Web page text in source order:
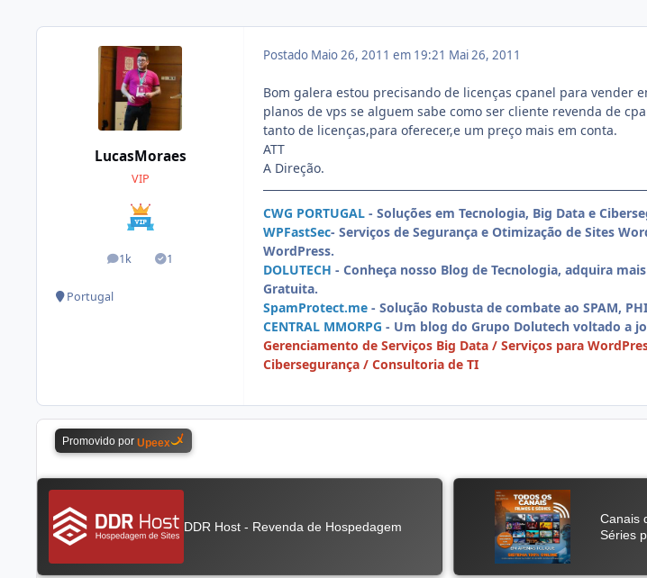
LucasMoraes
VIP
1k
posts 1
Soluções
Portugal
Postado Maio 26, 2011 em 19:21 Mai 26, 2011
Bom galera estou precisando de licenças cpanel para vender
planos de vps se alguem sabe como ser cliente revenda de
tanto de licenças,para oferecer,e um preço mais em conta.
ATT
A Direção.
CWG PORTUGAL - Soluções em Tecnologia, Big Data e
WPFastSec- Serviços de Segurança e Otimização de Sites
WordPress.
DOLUTECH - Conheça nosso Blog de Tecnologia, adquira
Gratuita.
SpamProtect.me - Solução Robusta de combate ao SPAM,
CENTRAL MMORPG - Um blog do Grupo Dolutech voltado a
Gerenciamento de Serviços Big Data / Serviços para
Cibersegurança / Consultoria de TI